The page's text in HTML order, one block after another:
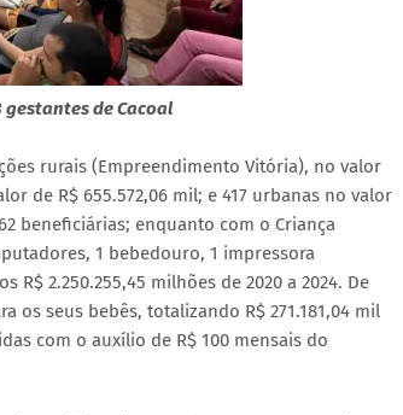
de Cacoal
rurais (Empreendimento Vitória), no valor
de R$ 655.572,06 mil; e 417 urbanas no valor
beneficiárias; enquanto com o Criança
1 bebedouro, 1 impressora
2.250.255,45 milhões de 2020 a 2024. De
os seus bebês, totalizando R$ 271.181,04 mil
com o auxílio de R$ 100 mensais do